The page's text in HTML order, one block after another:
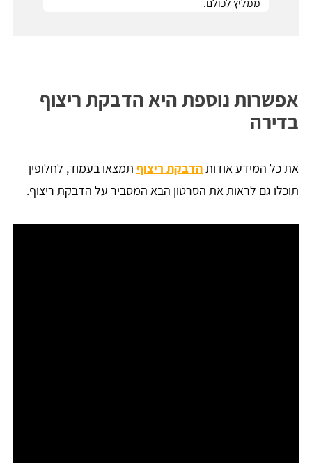
ממליץ לכולם.
אפשרות נוספת היא הדבקת ריצוף
בדירה
את כל המידע אודותהדבקת ריצוף תמצאו בעמוד, לחלופין
תוכלו גם לראות את הסרטון הבא המסביר על הדבקת ריצוף.